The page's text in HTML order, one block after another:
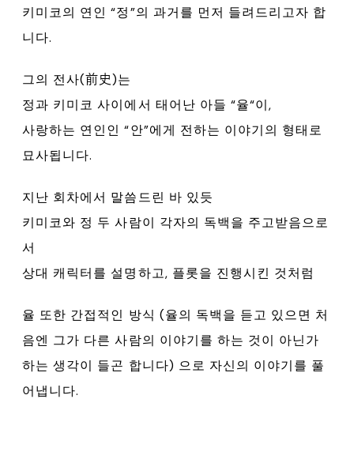
키미코의 연인 “정”의 과거를 먼저 들려드리고자 합
니다.
그의 전사(前史)는
정과 키미코 사이에서 태어난 아들 “율“이,
사랑하는 연인인 “안”에게 전하는 이야기의 형태로
묘사됩니다.
지난 회차에서 말씀드린 바 있듯
키미코와 정 두 사람이 각자의 독백을 주고받음으로
서
상대 캐릭터를 설명하고, 플롯을 진행시킨 것처럼
율 또한 간접적인 방식 (율의 독백을 듣고 있으면 처
음엔 그가 다른 사람의 이야기를 하는 것이 아닌가
하는 생각이 들곤 합니다) 으로 자신의 이야기를 풀
어냅니다.